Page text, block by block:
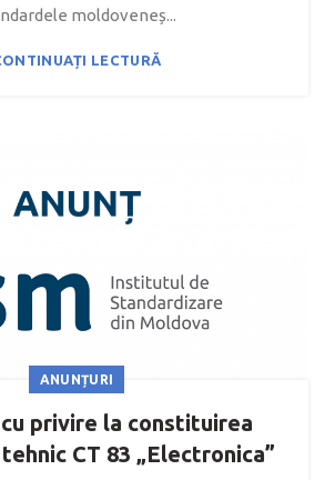
moldoveneș...
LECTURĂ
ANUNȚURI
privire la constituirea
CT 83 „Electronica”